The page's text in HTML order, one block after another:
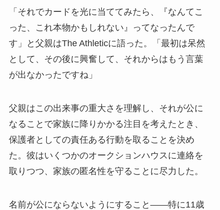
「それでカードを光に当ててみたら、『なんてこ
った、これ本物かもしれない』ってなったんで
す」と父親はThe Athleticに語った。「最初は呆然
として、その後に興奮して、それからはもう言葉
が出なかったですね」
父親はこの出来事の重大さを理解し、それが公に
なることで家族に降りかかる注目を考えたとき、
保護者としての責任ある行動を取ることを決め
た。彼はいくつかのオークションハウスに連絡を
取りつつ、家族の匿名性を守ることに尽力した。
名前が公にならないようにすること――特に11歳